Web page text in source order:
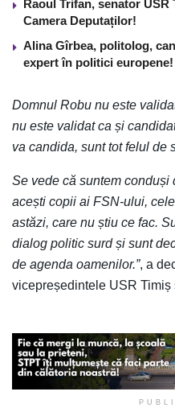
Raoul Trifan, senator
Camera Deputaților!
Alina Gîrbea, politolog,
expert în politici europene!
Domnul Robu nu este
nu este validat ca și
va candida, sunt tot felul de
Se vede că suntem conduși
acești copii ai FSN-ului,
astăzi, care nu știu ce fac.
dialog politic surd și sunt
de agenda oamenilor.”, a
vicepreședintele USR